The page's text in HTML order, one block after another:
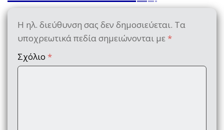
Η ηλ. διεύθυνση σας δεν δημοσιεύεται. Τα
υποχρεωτικά πεδία σημειώνονται με *
Σχόλιο *